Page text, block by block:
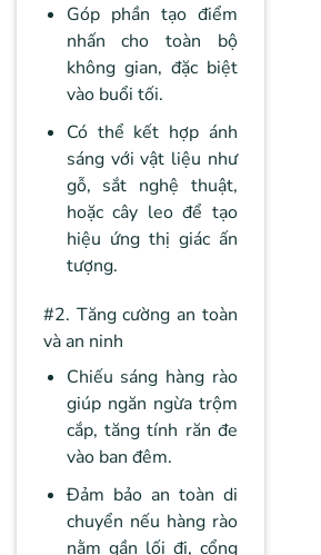
Góp phần tạo điểm
nhấn cho toàn bộ
không gian, đặc biệt
vào buổi tối.
Có thể kết hợp ánh
sáng với vật liệu như
gỗ, sắt nghệ thuật,
hoặc cây leo để tạo
hiệu ứng thị giác ấn
tượng.
#2. Tăng cường an toàn
và an ninh
Chiếu sáng hàng rào
giúp ngăn ngừa trộm
cắp, tăng tính răn đe
vào ban đêm.
Đảm bảo an toàn di
chuyển nếu hàng rào
nằm gần lối đi, cổng